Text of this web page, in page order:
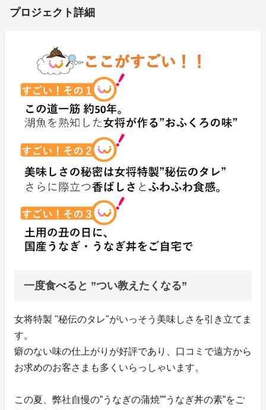
プロジェクト詳細
一度食べると ”つい教えたくなる”
女将特製 "秘伝のタレ"がいっそう美味しさを引き立てま
す。
癖のない味の仕上がりが好評であり、口コミで遠方から
お求めのお客さまも多くいらっしゃいます。
この夏、弊社自慢の”うなぎの蒲焼””うなぎ丼の素”をご